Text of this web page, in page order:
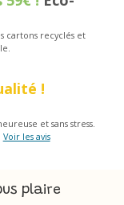
cartons recyclés et
!
et sans stress.
Voir les avis
plaire